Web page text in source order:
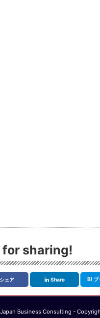
sharing!
シェア Share B! ブ
Business Consulting -